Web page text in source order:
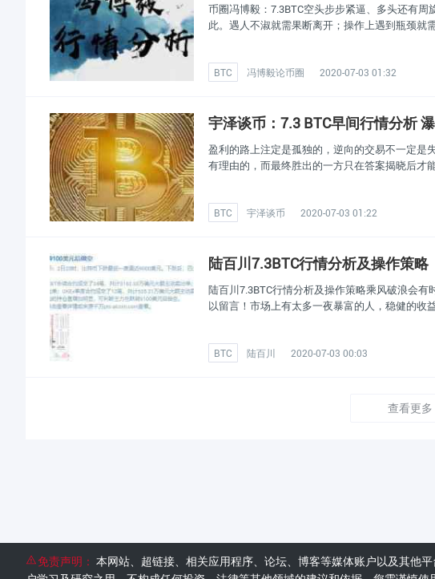
币圈冯博毅：7.3BTC空头步步紧逼、多头还有
此。遇人不淑就需果断离开；操作上遇到瓶颈就
BTC 冯博毅论币圈 2020-07-03 01:32
宇泽谈币：7.3 BTC早间行情分析
盈利的路上注定是孤独的，逆向的交易不一定是
有理由的，而最终胜出的一方只在答案揭晓后才
BTC 宇泽谈币 2020-07-03 01:22
陆百川7.3BTC行情分析及操作策略
陆百川7.3BTC行情分析及操作策略乘风破浪会
以留言！市场上有太多一夜暴富的人，稳健的收
BTC 陆百川 2020-07-03 00:03
查看更多
免责声明： 本网站、超链接、相关应用程序、论坛、博客等媒体账户以及其他